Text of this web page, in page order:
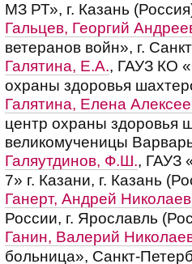
МЗ РТ», г. Казань
Гальцев, Георгий
ветеранов войн», г.
Галятина, Е.А., ГАУЗ КО
охраны здоровья
Галятина, Елена
центр охраны здоровья
великомученицы
Галяутдинов, Ф.Ш., ГАУЗ
7» г. Казани, г. Казань
Ганерт, Андрей
России, г. Ярославль
Ганин, Валерий
больница», Санкт-